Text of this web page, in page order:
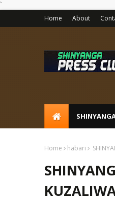
`
Home About
Home habari